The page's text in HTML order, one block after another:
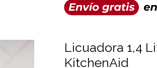
Licuadora 1,4
KitchenAid